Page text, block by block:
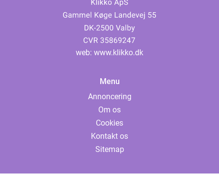
web: www.klikko.dk
Menu
Annoncering
Om os
Cookies
Kontakt os
Sitemap